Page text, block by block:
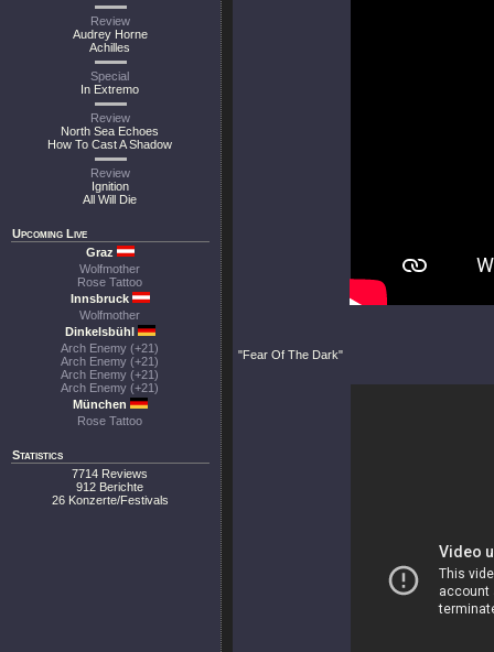
Review
Audrey Horne
Achilles
Special
In Extremo
Review
North Sea Echoes
How To Cast A Shadow
Review
Ignition
All Will Die
Upcoming Live
Graz
Wolfmother
Rose Tattoo
Innsbruck
Wolfmother
Dinkelsbühl
Arch Enemy (+21)
Arch Enemy (+21)
Arch Enemy (+21)
Arch Enemy (+21)
München
Rose Tattoo
Statistics
7714 Reviews
912 Berichte
26 Konzerte/Festivals
"Fear Of The Dark"